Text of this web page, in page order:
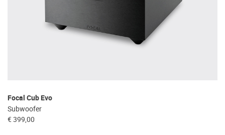
Focal Cub Evo
Subwoofer
€ 399,00